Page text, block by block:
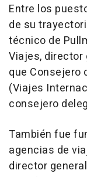
Entre los
de su
técnico de
Viajes, director
que Consejero
(Viajes
consejero
También fue
agencias de
director